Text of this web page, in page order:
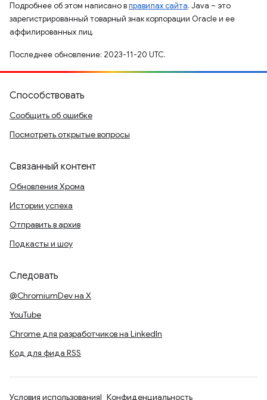
Подробнее об этом написано вправилах сайта. Java – это
зарегистрированный товарный знак корпорации Oracle и ее
аффилированных лиц.
Последнее обновление: 2023-11-20 UTC.
Способствовать
Сообщить об ошибке
Посмотреть открытые вопросы
Связанный контент
Обновления Хрома
Истории успеха
Отправить в архив
Подкасты и шоу
Следовать
@ChromiumDev на X
YouTube
Chrome для разработчиков на LinkedIn
Код для фида RSS
Условия использования Конфиденциальность